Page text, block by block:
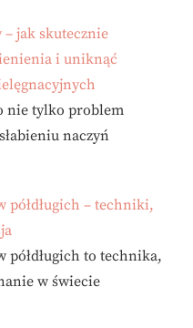
jak skutecznie
i uniknąć
nie tylko problem
naczyń
półdługich – techniki,
półdługich to technika,
w świecie